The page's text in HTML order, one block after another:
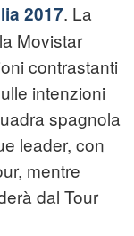
2017. La
Movistar
contrastanti
intenzioni
spagnola
leader, con
mentre
dal Tour